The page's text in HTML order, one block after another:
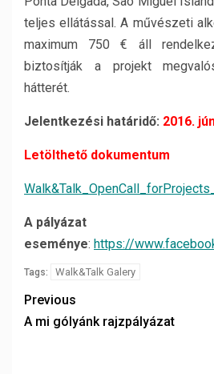
teljes ellátással. A művészeti
maximum 750 € áll
biztosítják a projekt
hátterét.
Jelentkezési határidő: 2016.
Letölthető dokumentum
A pályázat
eseménye: https://
Tags: Walk&Talk Galery
Previous
A mi gólyánk rajzpályázat